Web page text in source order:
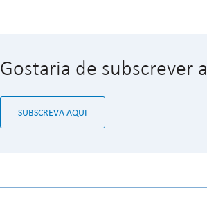
Gostaria de subscrever
SUBSCREVA AQUI